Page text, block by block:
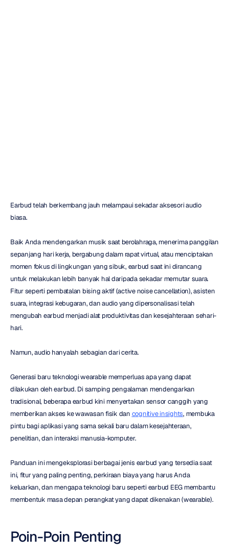
Earbud telah berkembang jauh melampaui sekadar aksesori audio
biasa.
Baik Anda mendengarkan musik saat berolahraga, menerima panggilan
sepanjang hari kerja, bergabung dalam rapat virtual, atau menciptakan
momen fokus di lingkungan yang sibuk, earbud saat ini dirancang
untuk melakukan lebih banyak hal daripada sekadar memutar suara.
Fitur seperti pembatalan bising aktif (active noise cancellation), asisten
suara, integrasi kebugaran, dan audio yang dipersonalisasi telah
mengubah earbud menjadi alat produktivitas dan kesejahteraan sehari-
hari.
Namun, audio hanyalah sebagian dari cerita.
Generasi baru teknologi wearable memperluas apa yang dapat
dilakukan oleh earbud. Di samping pengalaman mendengarkan
tradisional, beberapa earbud kini menyertakan sensor canggih yang
memberikan akses ke wawasan fisik dan cognitive insights, membuka
pintu bagi aplikasi yang sama sekali baru dalam kesejahteraan,
penelitian, dan interaksi manusia-komputer.
Panduan ini mengeksplorasi berbagai jenis earbud yang tersedia saat
ini, fitur yang paling penting, perkiraan biaya yang harus Anda
keluarkan, dan mengapa teknologi baru seperti earbud EEG membantu
membentuk masa depan perangkat yang dapat dikenakan (wearable).
Poin-Poin Penting